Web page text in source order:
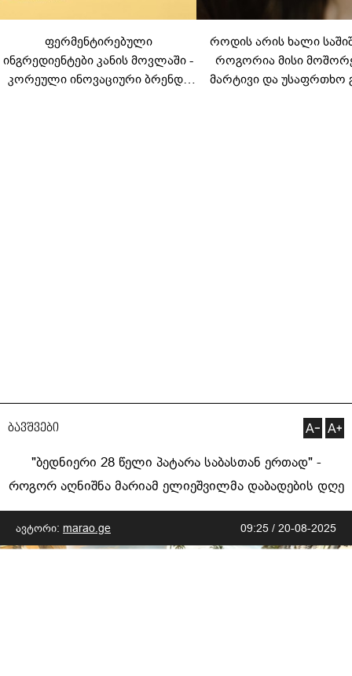
ფერმენტირებული
ინგრედიენტები კანის მოვლაში -
კორეული ინოვაციური ბრენდი
როდის არის ხალი
როგორია მისი
მარტივი და უსაფრთხო
ბავშვები
"ბედნიერი 28 წელი პატარა საბასთან ერთად" -
როგორ აღნიშნა მარიამ ელიეშვილმა დაბადების დღე
ავტორი: marao.ge 09:25 / 20-08-2025